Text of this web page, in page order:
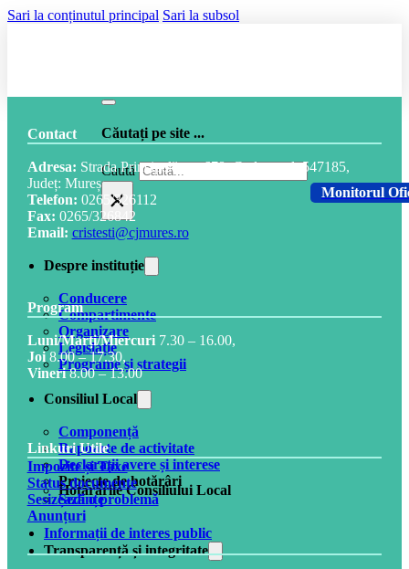
Sari la conținutul principal Sari la subsol
Căutați pe site ...
Caută
×
Despre instituție
Conducere
Compartimente
Organizare
Legislație
Programe și strategii
Consiliul Local
Componență
Rapoarte de activitate
Declarații avere și interese
Proiecte de hotărâri
Hotărârile Consiliului Local
Ședințe
Informații de interes public
Transparență și integritate
Monitorul
Contact
Adresa: Strada Principală, nr. 678, Cod postal: 547185,
Județ: Mureș
Telefon: 0265/326112
Fax: 0265/326842
Email: cristesti@cjmures.ro
Program
Luni/Marți/Miercuri7.30 – 16.00,
Joi8.00 – 17.30,
Vineri8.00 – 13.00
Linkuri Utile
Impozite și Taxe
Status documente
Sesizează o problemă
Anunțuri